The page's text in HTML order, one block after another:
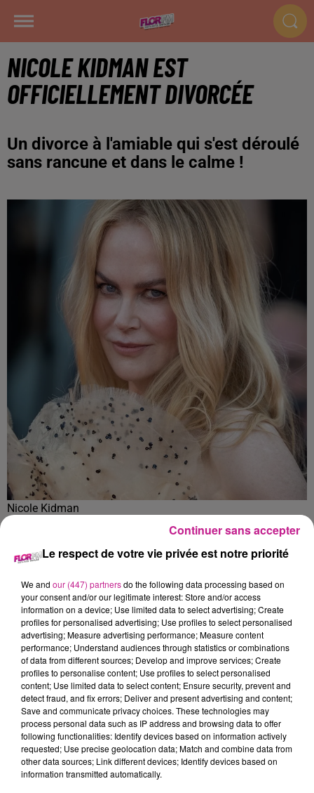
NICOLE KIDMAN EST
OFFICIELLEMENT DIVORCÉE
Un divorce à l'amiable qui s'est déroulé
sans rancune et dans le calme !
Nicole Kidman
Après 19 ans de mariage, Nicole Kidman et Keith Urban ne
l’amiable, en se mettant d’accord sur le partage de leurs
biens et la garde de leurs deux filles.
Nicole Kidman a obtenu la garde principale de leur 2 filles.
L’argent ne sera pas non plus un souci entre les anciens
époux. Aucun ne réclame de pension alimentaire et chacun
récupère ce qui lui appartient
TITRES DIFFUSÉS Voir plus
23h53
23h53 23h50
23h50 23h47
23h47
Le respect de votre vie privée est notre priorité
We and our (447) partnersdo the following data processing based on
your consent and/or our legitimate interest: Store and/or access
information on a device; Use limited data to select advertising; Create
profiles for personalised advertising; Use profiles to select personalised
advertising; Measure advertising performance; Measure content
performance; Understand audiences through statistics or combinations
of data from different sources; Develop and improve services; Create
profiles to personalise content; Use profiles to select personalised
content; Use limited data to select content; Ensure security, prevent and
detect fraud, and fix errors; Deliver and present advertising and content;
Save and communicate privacy choices. These technologies may
process personal data such as IP address and browsing data to offer
following functionalities: Identify devices based on information actively
requested; Use precise geolocation data; Match and combine data from
other data sources; Link different devices; Identify devices based on
information transmitted automatically.
Continuer sans accepter